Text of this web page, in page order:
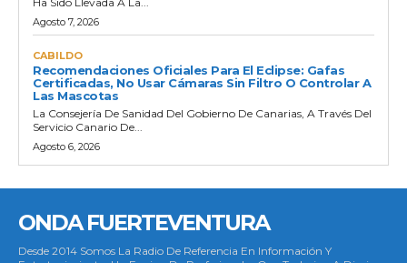
Agosto 7, 2026
CABILDO
Recomendaciones Oficiales Para El Eclipse: Gafas
Certificadas, No Usar Cámaras Sin Filtro O Controlar A
Las Mascotas
La Consejería De Sanidad Del Gobierno De Canarias, A Través Del
Servicio Canario De...
Agosto 6, 2026
ONDA FUERTEVENTURA
Desde 2014 Somos La Radio De Referencia En Información Y